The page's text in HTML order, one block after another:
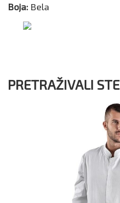
Boja: Bela
PRETRAŽIVALI STE